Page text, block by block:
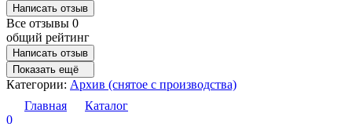
Написать отзыв
Все отзывы 0
общий рейтинг
Написать отзыв
Показать ещё
Категории: Архив (снятое с производства)
Главная
Каталог
0